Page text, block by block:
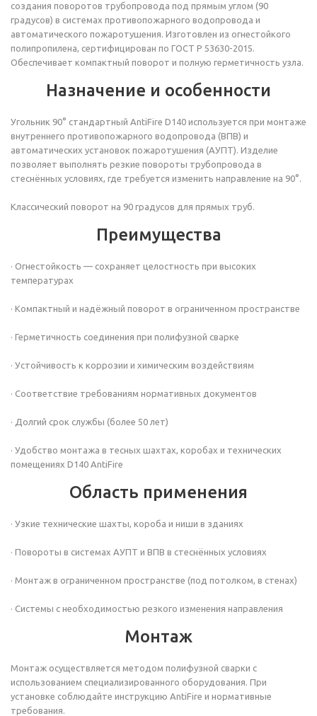
создания поворотов трубопровода под прямым углом (90
градусов) в системах противопожарного водопровода и
автоматического пожаротушения. Изготовлен из огнестойкого
полипропилена, сертифицирован по ГОСТ Р 53630-2015.
Обеспечивает компактный поворот и полную герметичность узла.
Назначение и особенности
Угольник 90° стандартный AntiFire D140 используется при монтаже
внутреннего противопожарного водопровода (ВПВ) и
автоматических установок пожаротушения (АУПТ). Изделие
позволяет выполнять резкие повороты трубопровода в
стеснённых условиях, где требуется изменить направление на 90°.
Классический поворот на 90 градусов для прямых труб.
Преимущества
· Огнестойкость — сохраняет целостность при высоких
температурах
· Компактный и надёжный поворот в ограниченном пространстве
· Герметичность соединения при полифузной сварке
· Устойчивость к коррозии и химическим воздействиям
· Соответствие требованиям нормативных документов
· Долгий срок службы (более 50 лет)
· Удобство монтажа в тесных шахтах, коробах и технических
помещениях D140 AntiFire
Область применения
· Узкие технические шахты, короба и ниши в зданиях
· Повороты в системах АУПТ и ВПВ в стеснённых условиях
· Монтаж в ограниченном пространстве (под потолком, в стенах)
· Системы с необходимостью резкого изменения направления
Монтаж
Монтаж осуществляется методом полифузной сварки с
использованием специализированного оборудования. При
установке соблюдайте инструкцию AntiFire и нормативные
требования.